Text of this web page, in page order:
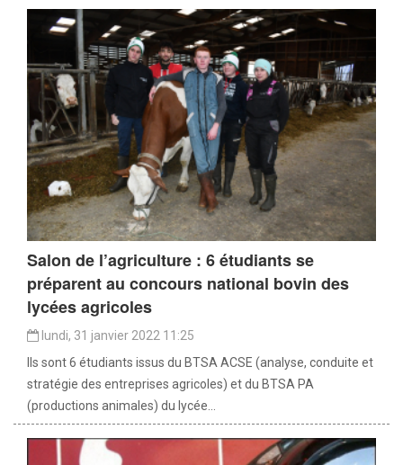
Salon de l’agriculture : 6 étudiants se
préparent au concours national bovin des
lycées agricoles
lundi, 31 janvier 2022 11:25
Ils sont 6 étudiants issus du BTSA ACSE (analyse, conduite et
stratégie des entreprises agricoles) et du BTSA PA
(productions animales) du lycée...